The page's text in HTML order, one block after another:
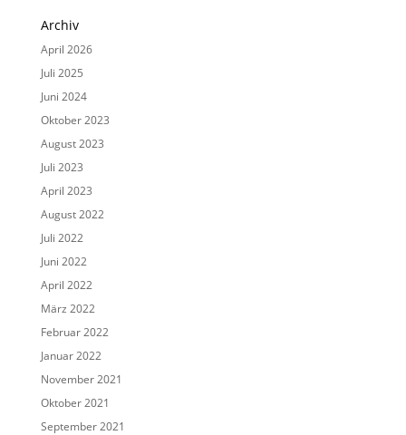
Archiv
April 2026
Juli 2025
Juni 2024
Oktober 2023
August 2023
Juli 2023
April 2023
August 2022
Juli 2022
Juni 2022
April 2022
März 2022
Februar 2022
Januar 2022
November 2021
Oktober 2021
September 2021